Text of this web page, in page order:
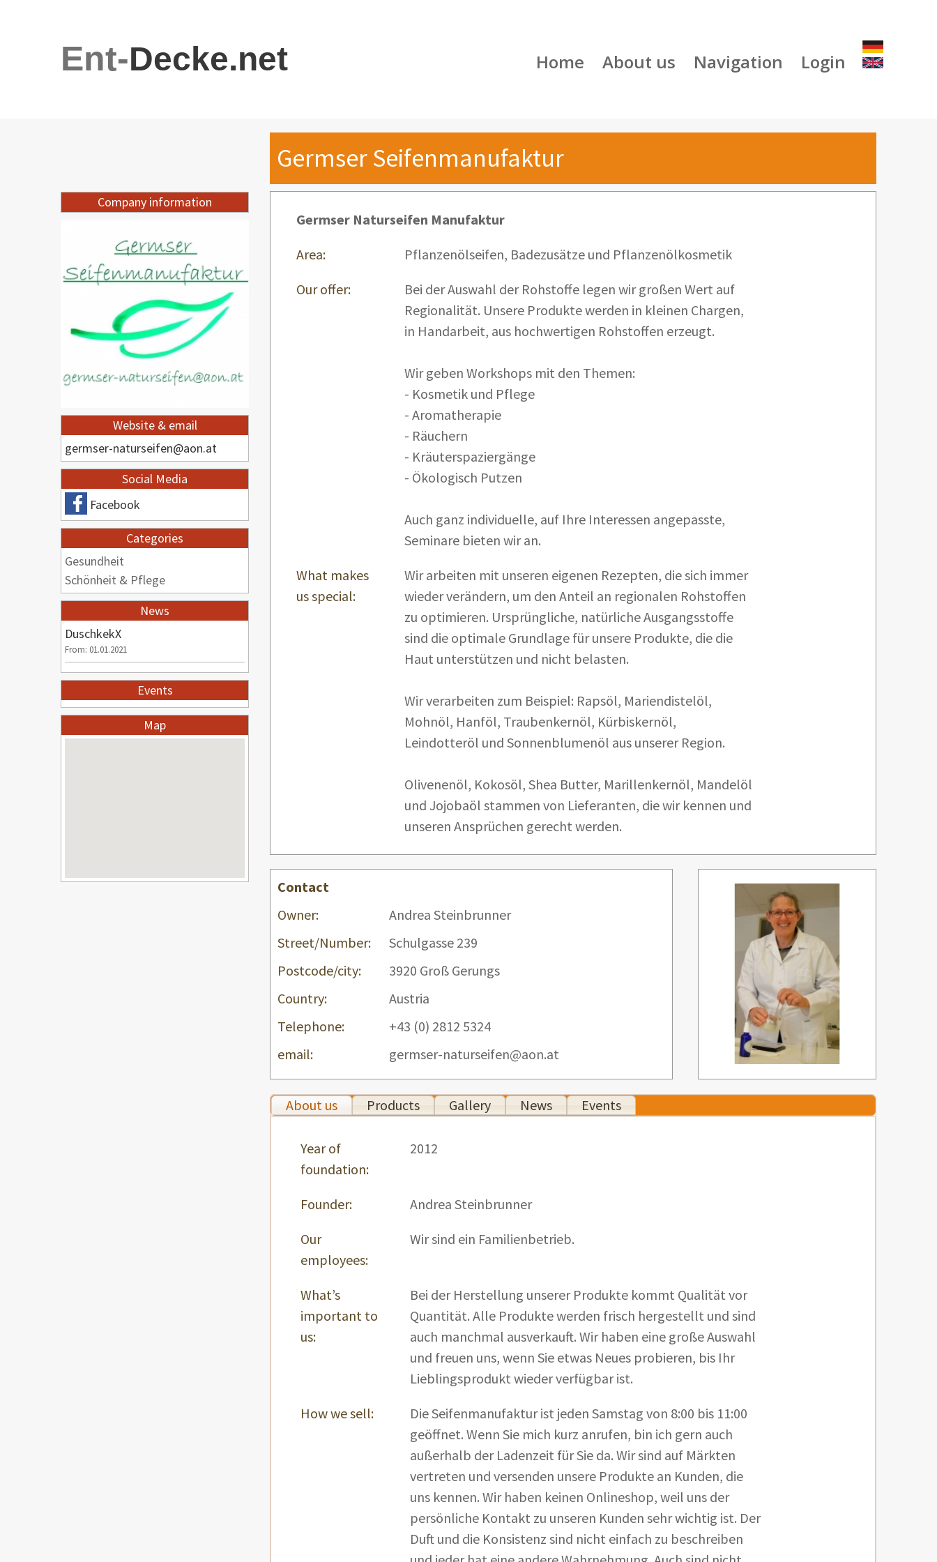
Ent-Decke.net Home About us Navigation Login
Company information
Website & email
germser-naturseifen@aon.at
Social Media
Facebook
Categories
Gesundheit
Schönheit & Pflege
News
DuschkekX
From: 01.01.2021
Events
Map
Germser Seifenmanufaktur
Germser Naturseifen Manufaktur
Area:
Pflanzenölseifen, Badezusätze und Pflanzenölkosmetik
Our offer:
Bei der Auswahl der Rohstoffe legen wir großen Wert auf
Regionalität. Unsere Produkte werden in kleinen Chargen,
in Handarbeit, aus hochwertigen Rohstoffen erzeugt.
Wir geben Workshops mit den Themen:
- Kosmetik und Pflege
- Aromatherapie
- Räuchern
- Kräuterspaziergänge
- Ökologisch Putzen
Auch ganz individuelle, auf Ihre Interessen angepasste,
Seminare bieten wir an.
What makes
us special:
Wir arbeiten mit unseren eigenen Rezepten, die sich immer
wieder verändern, um den Anteil an regionalen Rohstoffen
zu optimieren. Ursprüngliche, natürliche Ausgangsstoffe
sind die optimale Grundlage für unsere Produkte, die die
Haut unterstützen und nicht belasten.
Wir verarbeiten zum Beispiel: Rapsöl, Mariendistelöl,
Mohnöl, Hanföl, Traubenkernöl, Kürbiskernöl,
Leindotteröl und Sonnenblumenöl aus unserer Region.
Olivenenöl, Kokosöl, Shea Butter, Marillenkernöl, Mandelöl
und Jojobaöl stammen von Lieferanten, die wir kennen und
unseren Ansprüchen gerecht werden.
Contact
Owner:
Andrea Steinbrunner
Street/Number:
Schulgasse 239
Postcode/city:
3920 Groß Gerungs
Country:
Austria
Telephone:
+43 (0) 2812 5324
email:
germser-naturseifen@aon.at
About us Products Gallery News Events
Year of
foundation:
2012
Founder:
Andrea Steinbrunner
Our
employees:
Wir sind ein Familienbetrieb.
What’s
important to
us:
Bei der Herstellung unserer Produkte kommt Qualität vor
Quantität. Alle Produkte werden frisch hergestellt und sind
auch manchmal ausverkauft. Wir haben eine große Auswahl
und freuen uns, wenn Sie etwas Neues probieren, bis Ihr
Lieblingsprodukt wieder verfügbar ist.
How we sell:
Die Seifenmanufaktur ist jeden Samstag von 8:00 bis 11:00
geöffnet. Wenn Sie mich kurz anrufen, bin ich gern auch
außerhalb der Ladenzeit für Sie da. Wir sind auf Märkten
vertreten und versenden unsere Produkte an Kunden, die
uns kennen. Wir haben keinen Onlineshop, weil uns der
persönliche Kontakt zu unseren Kunden sehr wichtig ist. Der
Duft und die Konsistenz sind nicht einfach zu beschreiben